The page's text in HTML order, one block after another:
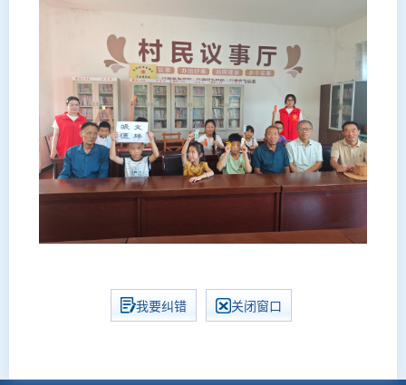
我要纠错 关闭窗口